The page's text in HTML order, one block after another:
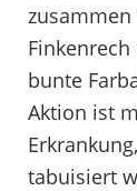
bunte
Aktion ist
tabuisiert